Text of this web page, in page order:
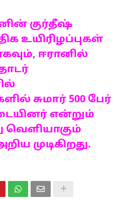
குர்தீஷ்
உயிரிழப்புகள்
ஈரானில்
சுமார் 500 பேர்
என்றும்
வெளியாகும்
முடிகிறது.